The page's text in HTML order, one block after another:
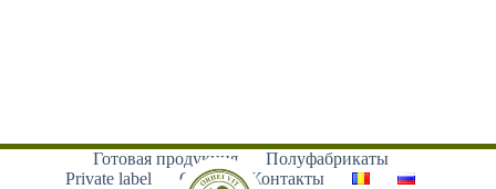
Готовая продукция
Полуфабрикаты
Private label
О нас Контакты